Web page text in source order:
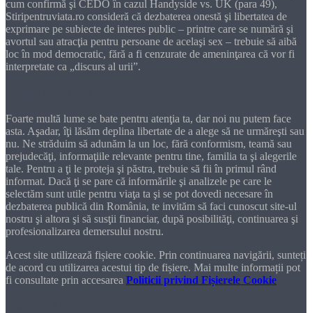
cum confirmă şi CEDO în cazul Handyside vs. UK (para 49),
Stiripentruviata.ro consideră că dezbaterea onestă şi libertatea de
exprimare pe subiecte de interes public – printre care se numără şi
avortul sau atracţia pentru persoane de acelaşi sex – trebuie să aibă
loc în mod democratic, fără a fi cenzurate de ameninţarea că vor fi
interpretate ca „discurs al urii”.
Foarte multă lume se bate pentru atenţia ta, dar noi nu putem face
asta. Aşadar, îţi lăsăm deplina libertate de a alege să ne urmăreşti sau
nu. Ne străduim să adunăm la un loc, fără conformism, teamă sau
prejudecăţi, informaţiile relevante pentru tine, familia ta şi alegerile
tale. Pentru a ţi le proteja şi păstra, trebuie să fii în primul rând
informat. Dacă ţi se pare că informările şi analizele pe care le
selectăm sunt utile pentru viaţa ta şi se pot dovedi necesare în
dezbaterea publică din România, te invităm să faci cunoscut site-ul
nostru şi altora şi să susţii financiar, după posibilităţi, continuarea şi
profesionalizarea demersului nostru.
Acest site utilizează fișiere cookie. Prin continuarea navigării, sunteți
de acord cu utilizarea acestui tip de fișiere. Mai multe informații pot
fi consultate prin accesarea Politicii privind Fișierele Cookie